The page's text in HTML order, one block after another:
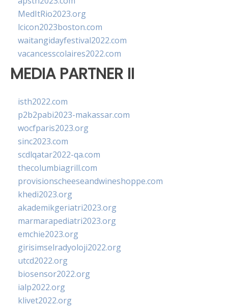
MedItRio2023.org
lcicon2023boston.com
waitangidayfestival2022.com
vacancesscolaires2022.com
MEDIA PARTNER II
isth2022.com
p2b2pabi2023-makassar.com
wocfparis2023.org
sinc2023.com
scdlqatar2022-qa.com
thecolumbiagrill.com
provisionscheeseandwineshoppe.com
khedi2023.org
akademikgeriatri2023.org
marmarapediatri2023.org
emchie2023.org
girisimselradyoloji2022.org
utcd2022.org
biosensor2022.org
ialp2022.org
klivet2022.org